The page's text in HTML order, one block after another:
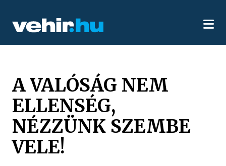
A VALÓSÁG NEM
ELLENSÉG,
NÉZZÜNK SZEMBE
VELE!